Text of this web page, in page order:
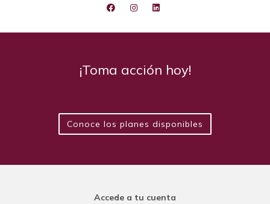
¡Toma acción hoy!
Conoce los planes disponibles
Accede a tu cuenta